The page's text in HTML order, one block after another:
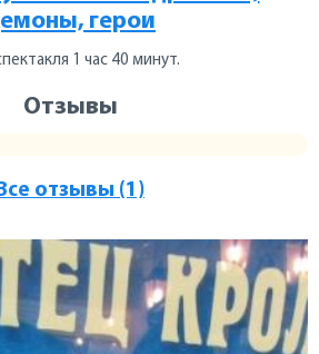
герои
1 час 40 минут.
Отзывы
отзывы (1)